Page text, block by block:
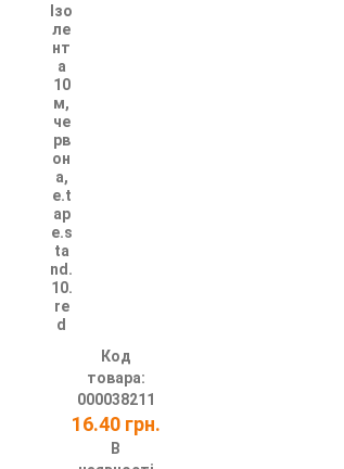
Ізо
ле
нт
а
10
м,
че
рв
он
а,
e.t
ap
e.s
ta
nd.
10.
re
d
Код
товара:
000038211
16.40 грн.
В